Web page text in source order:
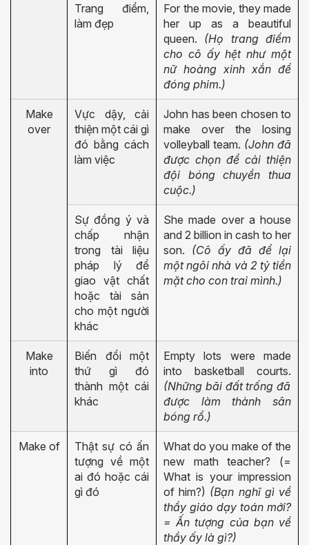
Trang điểm,
làm đẹp
For the movie, they made
her up as a beautiful
queen. (Họ trang điểm
cho cô ấy hệt như một
nữ hoàng xinh xắn để
đóng phim.)
Make
over
Vực dậy, cải
thiện một cái gì
đó bằng cách
làm việc
John has been chosen to
make over the losing
volleyball team. (John đã
được chọn để cải thiện
đội bóng chuyền thua
cuộc.)
Sự đồng ý và
chấp nhận
trong tài liệu
pháp lý để
giao vật chất
hoặc tài sản
cho một người
khác
She made over a house
and 2 billion in cash to her
son. (Cô ấy đã để lại
một ngôi nhà và 2 tỷ tiền
mặt cho con trai mình.)
Make
into
Biến đổi một
thứ gì đó
thành một cái
khác
Empty lots were made
into basketball courts.
(Những bãi đất trống đã
được làm thành sân
bóng rổ.)
Make of
Thật sự có ấn
tượng về một
ai đó hoặc cái
gì đó
What do you make of the
new math teacher? (=
What is your impression
of him?) (Bạn nghĩ gì về
thầy giáo dạy toán mới?
= Ấn tượng của bạn về
thầy ấy là gì?)